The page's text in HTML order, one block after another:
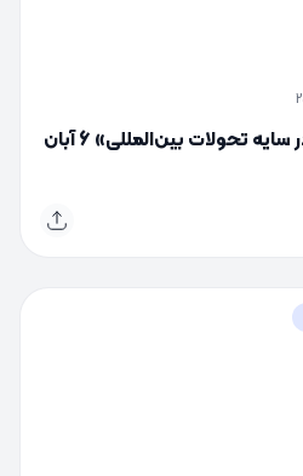
سمینار «مدیریت نسل 4 در سایه تحولات بین‌المللی» 6 آبان